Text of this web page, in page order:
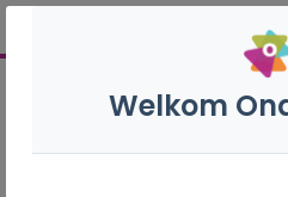
Welkom